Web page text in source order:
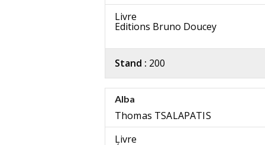
Livre
Editions Bruno Doucey
Stand : 200
Alba
Thomas TSALAPATIS
Livre